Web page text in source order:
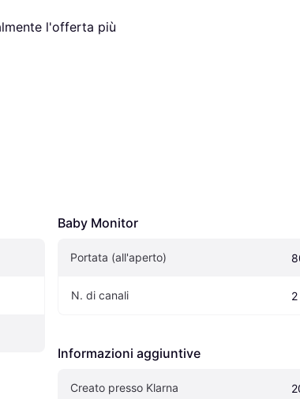
l'offerta più
Baby Monitor
Portata (all'aperto)
N. di canali 2
Informazioni aggiuntive
Creato presso Klarna